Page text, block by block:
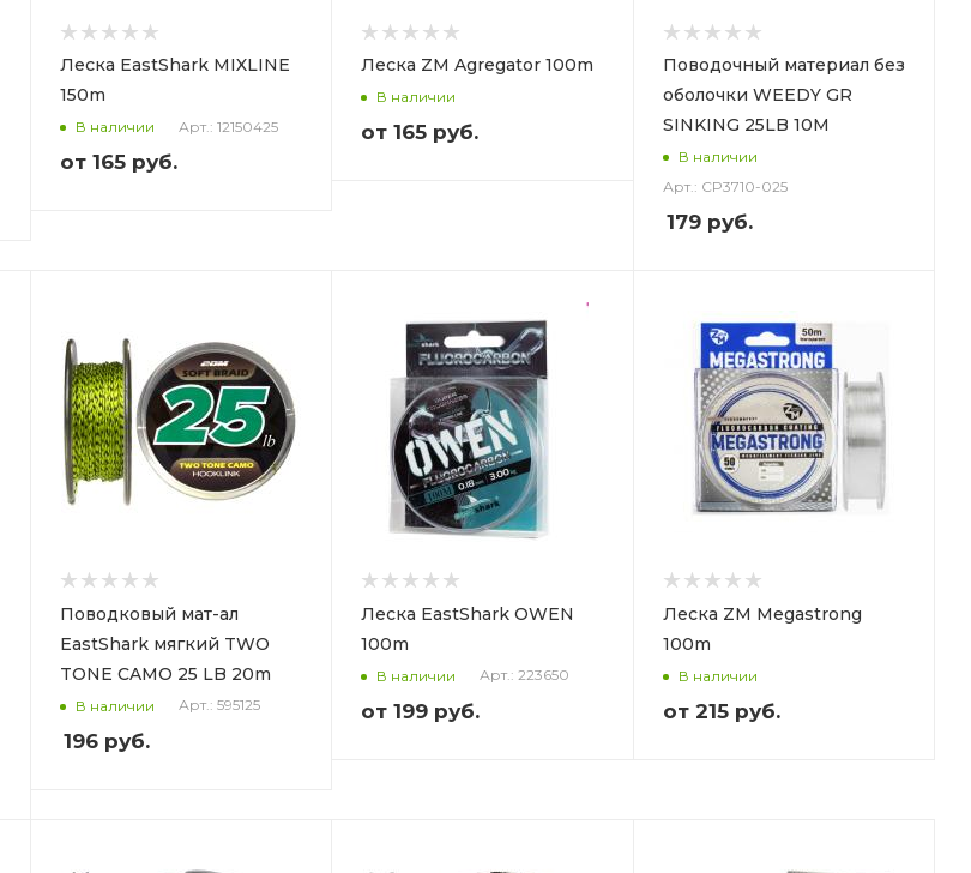
Леска EastShark MIXLINE
150m
В наличии Арт.: 12150425
от 165 руб.
Леска ZM Agregator 100m
В наличии
от 165 руб.
Поводочный материал без
оболочки WEEDY GR
SINKING 25LB 10M
В наличии
Арт.: CP3710-025
179руб.
Поводковый мат-ал
EastShark мягкий TWO
TONE CAMO 25 LB 20m
В наличии Арт.: 595125
196руб.
Леска EastShark OWEN
100m
В наличии Арт.: 223650
от 199 руб.
Леска ZM Megastrong
100m
В наличии
от 215 руб.